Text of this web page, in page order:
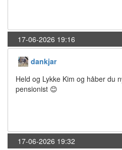
17-06-2026 19:16
dankjar
Held og Lykke Kim og håber du
pensionist 😊
17-06-2026 19:32